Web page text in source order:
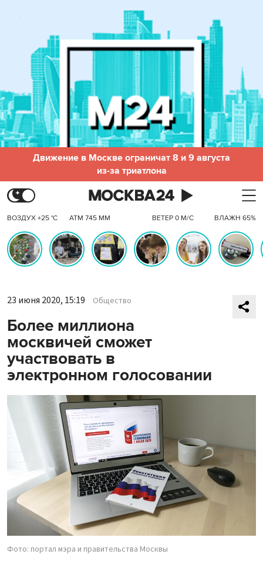
Движение в Москве ограничат 8 и 9 августа
из-за триатлона
ВОЗДУХ +25 °C АТМ 745 ММ ВЕТЕР 0 М/С ВЛАЖН 65%
23 июня 2020, 15:19 Общество
Более миллиона
москвичей сможет
участвовать в
электронном голосовании
Фото: портал мэра и правительства Москвы